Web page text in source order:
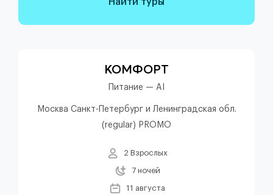
КОМФОРТ
Питание — AI
Москва Санкт-Петербург и Ленинградская обл.
(regular) PROMO
2 Взрослых
7 ночей
11 августа